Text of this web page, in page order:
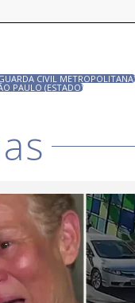
CIVIL METROPOLITANA)
PAULO (ESTADO)